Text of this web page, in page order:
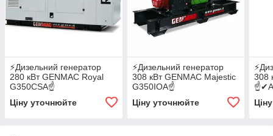
⚡️Дизельний генератор
280 кВт GENMAC Royal
G350CSA☝
Ціну уточнюйте
⚡️Дизельний генератор
308 кВт GENMAC Majestic
G350IOA☝
Ціну уточнюйте
308